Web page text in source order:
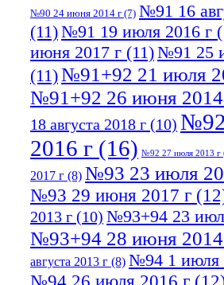
№90 24 июня 2014 г (7) №91 16
(11)№91 19 июля 2016 г
июня 2017 г (11)№91 25
(11)№91+92 21 июля
№91+92 26 июня 2014
18 августа 2018 г (10)
2016 г (16) №92 27 июля 2013 г
2017 г (8) №93 23 июля
№93 29 июня 2017 г
2013 г (10) №93+94 23
№93+94 28 июня 2014
августа 2013 г (8) №94 1 июля